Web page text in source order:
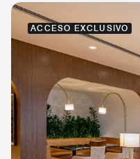
ACCESO EXCLUSIVO